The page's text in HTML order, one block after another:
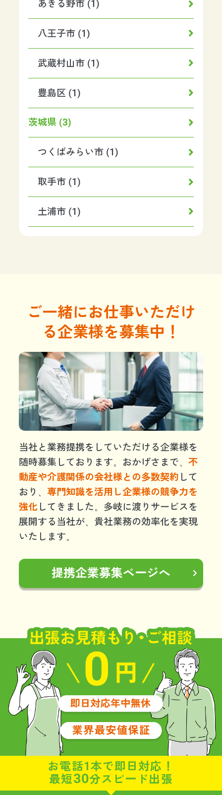
あきる野市 (1)
八王子市 (1)
武蔵村山市 (1)
豊島区 (1)
茨城県 (3)
つくばみらい市 (1)
取手市 (1)
土浦市 (1)
ご一緒にお仕事いただけ
る企業様を募集中！
当社と業務提携をしていただける企業様を
随時募集しております。おかげさまで、不
動産や介護関係の会社様との多数契約 して
おり、専門知識を活用し企業様の競争力を
強化 してきました。多岐に渡りサービスを
展開する当社が、貴社業務の効率化を実現
いたします。
提携企業募集ページへ
お電話1本で即日対応！
最短30分スピード出張